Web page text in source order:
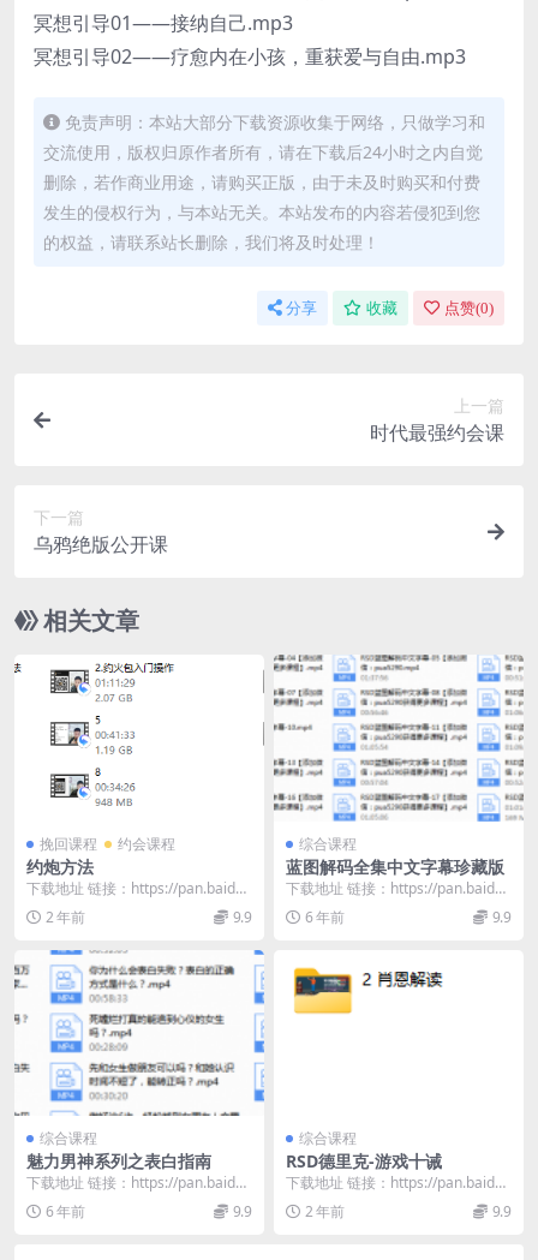
冥想引导01——接纳自己.mp3
冥想引导02——疗愈内在小孩，重获爱与自由.mp3
免责声明：本站大部分下载资源收集于网络，只做学习和
交流使用，版权归原作者所有，请在下载后24小时之内自觉
删除，若作商业用途，请购买正版，由于未及时购买和付费
发生的侵权行为，与本站无关。本站发布的内容若侵犯到您
的权益，请联系站长删除，我们将及时处理！
分享 收藏 点赞(0)
上一篇
时代最强约会课
下一篇
乌鸦绝版公开课
相关文章
挽回课程 约会课程
约炮方法
下载地址 链接：https://pan.baidu.
com/s/14OZTnTf...
2 年前 9.9
综合课程
蓝图解码全集中文字幕珍藏版
下载地址 链接：https://pan.baidu.
com/s/1GMw-P4A...
6 年前 9.9
综合课程
魅力男神系列之表白指南
下载地址 链接：https://pan.baidu.
com/s/1ZHkqUMF...
6 年前 9.9
综合课程
RSD德里克-游戏十诫
下载地址 链接：https://pan.baidu.
com/s/1bxDOCpM...
2 年前 9.9